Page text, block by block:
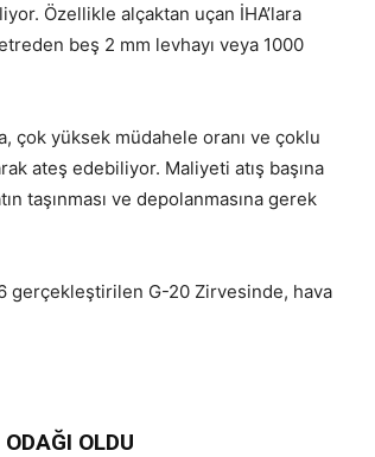
Özellikle alçaktan uçan İHA’lara
beş 2 mm levhayı veya 1000
çok yüksek müdahele oranı ve çoklu
ateş edebiliyor. Maliyeti atış başına
taşınması ve depolanmasına gerek
gerçekleştirilen G-20 Zirvesinde, hava
OLDU